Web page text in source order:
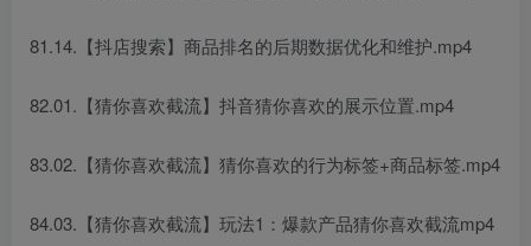
81.14.【抖店搜索】商品排名的后期数据优化和维护.mp4
82.01.【猜你喜欢截流】抖音猜你喜欢的展示位置.mp4
83.02.【猜你喜欢截流】猜你喜欢的行为标签+商品标签.mp4
84.03.【猜你喜欢截流】玩法1：爆款产品猜你喜欢截流mp4